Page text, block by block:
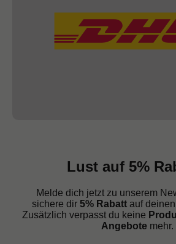
Lust auf 5%
Melde dich jetzt zu unserem
sichere dir 5% Rabatt auf
Zusätzlich verpasst du keine
Angebote mehr.